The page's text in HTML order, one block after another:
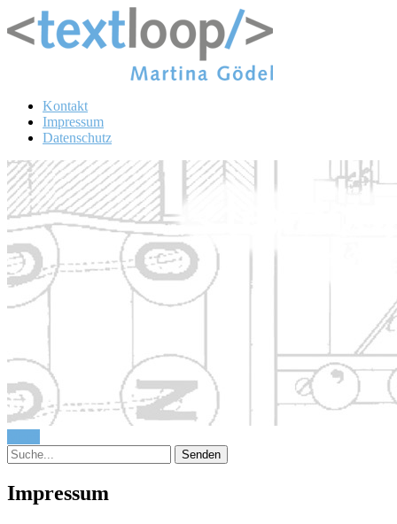
Kontakt
Impressum
Datenschutz
Impressum